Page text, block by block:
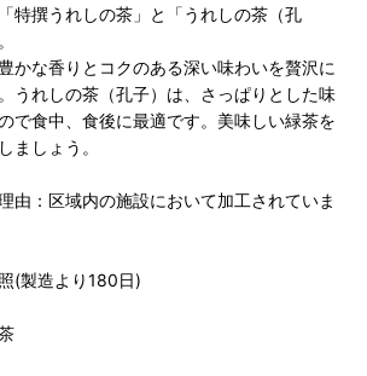
特撰うれしの茶」と「うれしの茶（孔
かな香りとコクのある深い味わいを贅沢に
うれしの茶（孔子）は、さっぱりとした味
で食中、食後に最適です。美味しい緑茶を
ましょう。
由：区域内の施設において加工されていま
(製造より180日)